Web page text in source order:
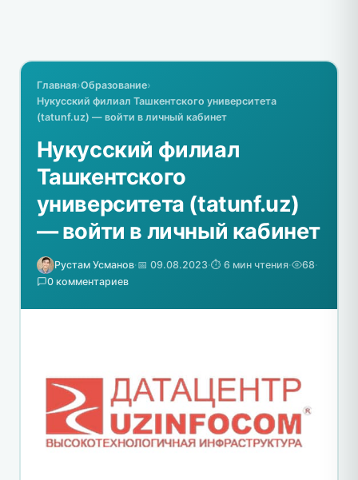
Главная›Образование›
Нукусский филиал Ташкентского университета
(tatunf.uz) — войти в личный кабинет
Нукусский филиал
Ташкентского
университета (tatunf.uz)
— войти в личный кабинет
Рустам Усманов·📅 09.08.2023·⏱️ 6 мин чтения· 68·
0 комментариев